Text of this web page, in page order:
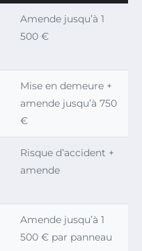
Amende jusqu’à 1
500 €
Mise en demeure +
amende jusqu’à 750
€
Risque d’accident +
amende
Amende jusqu’à 1
500 € par panneau